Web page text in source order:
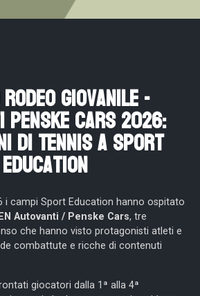
Giovanile -
Penske Cars 2026:
Di Tennis A Sport
Education
i campi Sport Education hanno ospitato
Autovanti / Penske Cars, tre
che hanno visto protagonisti atleti e
combattute e ricche di contenuti
giocatori dalla 1ª alla 4ª